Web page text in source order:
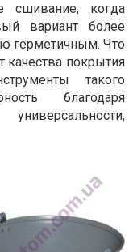
сшивание, когда
вариант более
герметичным. Что
качества покрытия
такого
благодаря